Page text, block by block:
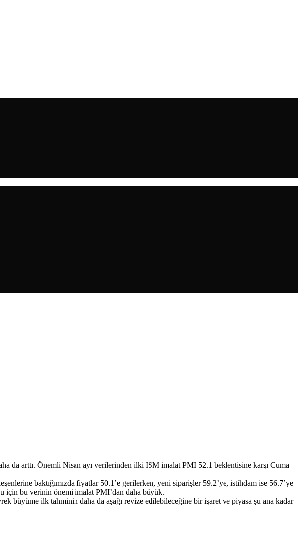
da arttı. Önemli Nisan ayı verilerinden ilki ISM imalat PMI 52.1 beklentisine karşı Cuma
baktığımızda fiyatlar 50.1’e gerilerken, yeni siparişler 59.2’ye, istihdam ise 56.7’ye
için bu verinin önemi imalat PMI’dan daha büyük.
büyüme ilk tahminin daha da aşağı revize edilebileceğine bir işaret ve piyasa şu ana kadar